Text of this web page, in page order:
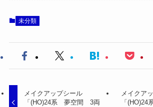
未分類
メイクアップシール
「(HO)24系 夢空間 3両
メイクア
「